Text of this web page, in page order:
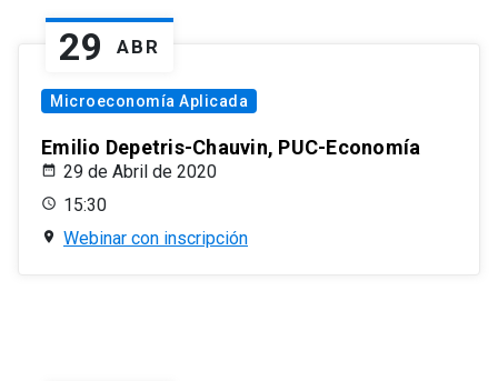
29 ABR
Microeconomía Aplicada
Emilio Depetris-Chauvin, PUC-Economía
29 de Abril de 2020
15:30
Webinar con inscripción